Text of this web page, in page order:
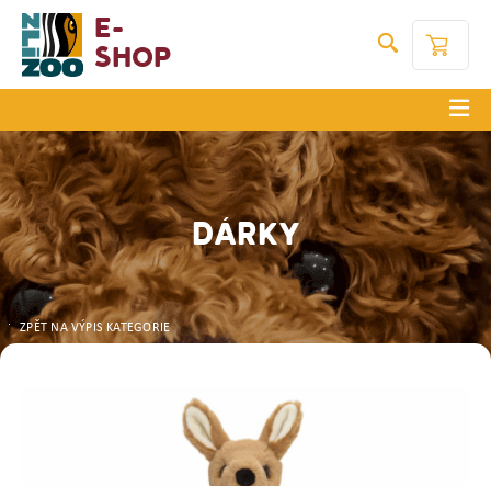
E-
Shop
DÁRKY
ZPĚT NA VÝPIS KATEGORIE